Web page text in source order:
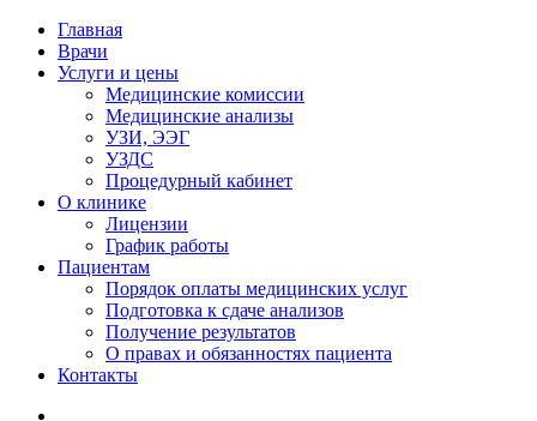
Главная
Врачи
Услуги и цены
Медицинские комиссии
Медицинские анализы
УЗИ, ЭЭГ
УЗДС
Процедурный кабинет
О клинике
Лицензии
График работы
Пациентам
Порядок оплаты медицинских услуг
Подготовка к сдаче анализов
Получение результатов
О правах и обязанностях пациента
Контакты